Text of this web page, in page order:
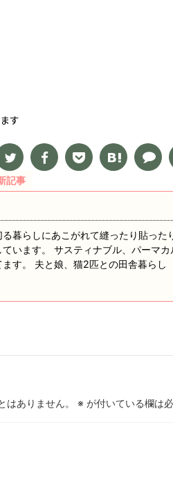
す
記事
暮らしにあこがれて縫ったり貼った
います。 サスティナブル、パーマ
す。 夫と娘、猫2匹との田舎暮らし
はありません。 ※ が付いている欄は